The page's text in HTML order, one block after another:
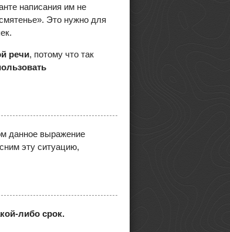
написания им не
Это нужно для
речи, потому что так
данное выражение
эту ситуацию,
либо срок.